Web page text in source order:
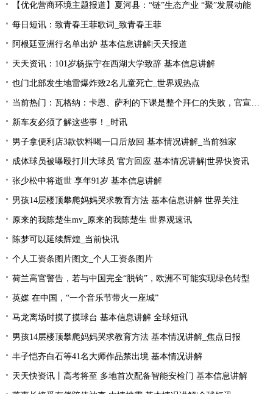
【优化营商环境主题报道】夏河县：“链”生态产业 “聚”发展动能
每日短讯：致青春王菲歌词_致青春王菲
阿根廷亚洲行名单出炉 基本信息讲解|天天报道
天天资讯：101岁杨振宁在西湖大学致辞 基本信息讲解
也门北部发生地雷爆炸致2名儿童死亡_世界观热点
当前热门：瓦格纳：卡恩、萨利的下课是整个拜仁的失败，官宣的时机让我无言
新车友必须了解这些事！_时讯
男子拿便利店3款饮料喝一口后放回 基本情况讲解_当前独家
成体球员被曝殴打川大球员 官方回应 基本情况讲解|世界快资讯
张少松中将逝世 享年91岁 基本信息讲解
男孩14层楼顶攀爬妈妈哭求教育方法 基本信息讲解 世界关注
原来的我陈楚生mv_原来的我陈楚生 世界观速讯
陈梦可以延续辉煌_当前快讯
个人工资条图片图文_个人工资条图片
荷兰高官警告，若与中国完全“脱钩”，欧洲不可能实现绿色转型
英媒 在中国，“一个音乐节带火一座城”
马龙离场时摸了摸球台 基本信息讲解 全球短讯
男孩14层楼顶攀爬妈妈哭求教育方法 基本情况讲解_焦点日报
丰子恺齐白石等41名大师作品禁出境 基本情况讲解
天天快资讯丨高考将至 多地首次配备智能安检门 基本信息讲解